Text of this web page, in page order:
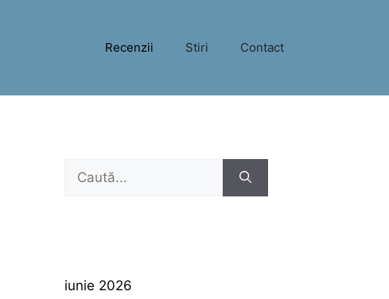
Recenzii Stiri Contact
Caută
iunie 2026